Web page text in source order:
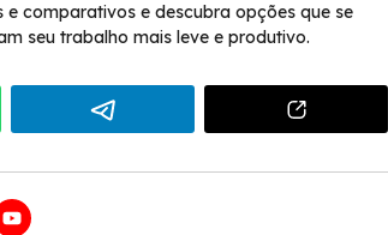
comparativos e descubra opções que se
seu trabalho mais leve e produtivo.